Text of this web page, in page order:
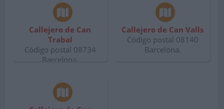
Callejero de Can
Trabal
Código postal 08734
Barcelona.
Callejero de Can Valls
Código postal 08140
Barcelona.